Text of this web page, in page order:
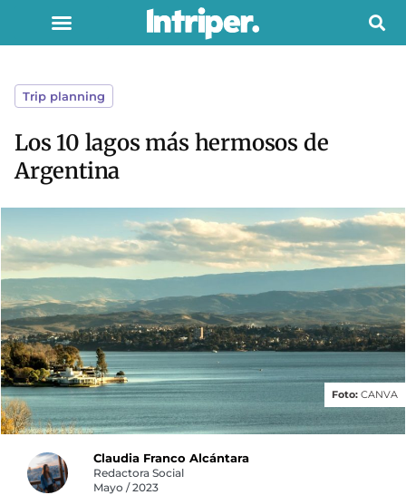
Trip planning
Los 10 lagos más hermosos de
Argentina
Foto: CANVA
Claudia Franco Alcántara
Redactora Social
Mayo / 2023